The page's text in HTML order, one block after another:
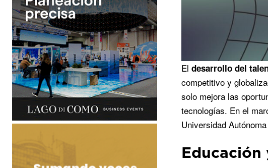
El desarrollo del
competitivo y
solo mejora las
tecnologías. En el
Universidad